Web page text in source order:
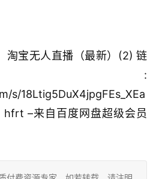
淘宝无人直播（最新）(2) 链
:
s/18Ltig5DuX4jpgFEs_XEa
–来自百度网盘超级会员